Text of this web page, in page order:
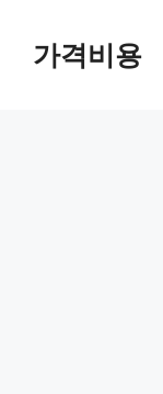
가격비용